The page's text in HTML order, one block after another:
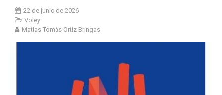
22 de junio de 2026
Voley
Matías Tomás Ortiz Bringas